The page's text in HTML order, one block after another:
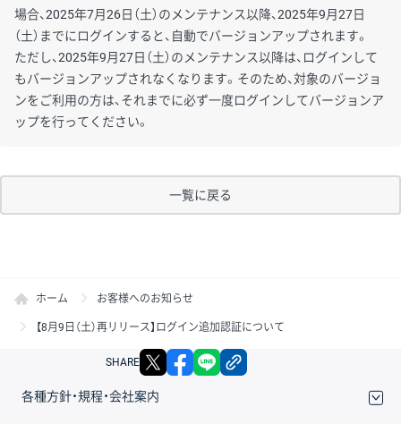
場合、2025年7月26日（土）のメンテナンス以降、2025年9月27日
（土）までにログインすると、自動でバージョンアップされます。
ただし、2025年9月27日（土）のメンテナンス以降は、ログインして
もバージョンアップされなくなります。そのため、対象のバージョ
ンをご利用の方は、それまでに必ず一度ログインしてバージョンア
ップを行ってください。
一覧に戻る
ホーム お客様へのお知らせ
【8月9日（土）再リリース】ログイン追加認証について
SHARE X facebook
各種方針・規程・会社案内